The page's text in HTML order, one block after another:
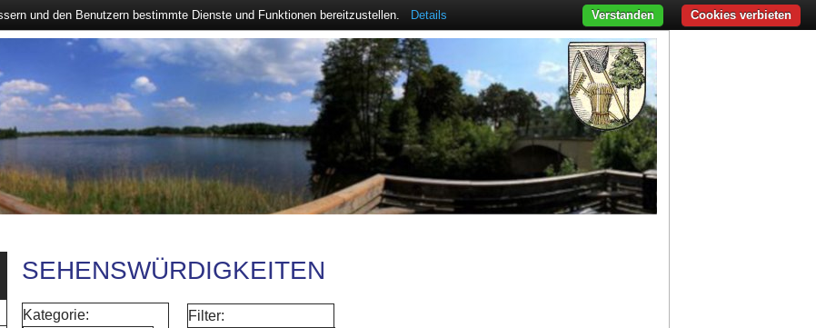
SEHENSWÜRDIGKEITEN
Kategorie:
Filter:
und den Benutzern bestimmte Dienste und Funktionen bereitzustellen. Details Cookies verbieten
Verstanden